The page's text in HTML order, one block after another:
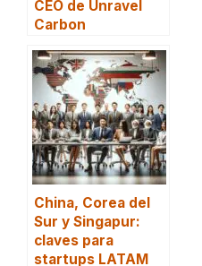
CEO de Unravel
Carbon
China, Corea del
Sur y Singapur:
claves para
startups LATAM